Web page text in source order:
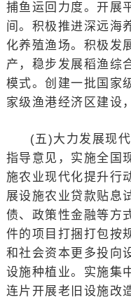
捕鱼运回力度。开展
间。积极推进深远海
化养殖渔场。积极发
产，稳步发展稻渔综
模式。创建一批国家
家级渔港经济区建设
(五)大力发展现
指导意见，实施全国
施农业现代化提升行
展设施农业贷款贴息
债、政策性金融等方
件的项目打捆打包按
和社会资本更多投向
设施种植业。实施集
连片开展老旧设施改